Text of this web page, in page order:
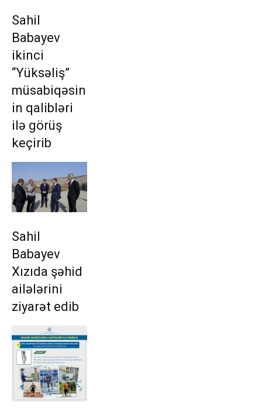
Sahil
Babayev
ikinci
“Yüksəliş”
müsabiqəsin
in qalibləri
ilə görüş
keçirib
Sahil
Babayev
Xızıda şəhid
ailələrini
ziyarət edib